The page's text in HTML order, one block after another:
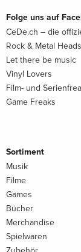
Folge uns auf
CeDe.ch – die
Rock & Metal Heads
Let there be music
Vinyl Lovers
Film- und
Game Freaks
Sortiment
Musik
Filme
Games
Bücher
Merchandise
Spielwaren